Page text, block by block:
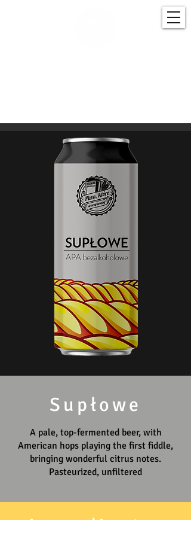
Supłowe
A pale, top-fermented beer, with
American hops playing the first fiddle,
bringing wonderful citrus notes.
Pasteurized, unfiltered
ingredients: